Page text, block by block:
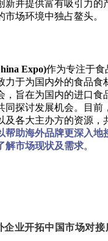
新并提供富有吸引力的
场环境中独占鳌头。
Expo)作为专注于食
力于为国内外的食品食
，旨在为国内的进口食
同探讨发展机会。目前
及各大主办方的资源，
帮助海外品牌更深入地
解市场现状及需求。
企业开拓中国市场对接